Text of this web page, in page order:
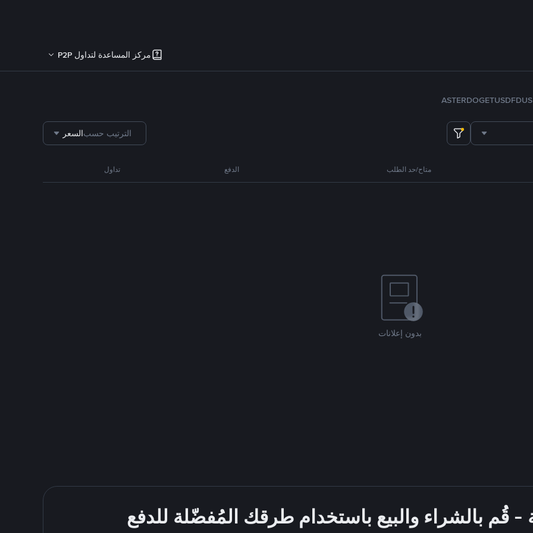
مركز المساعدة لتداول P2P
TUSD
DOGE
ASTER
الترتيب حسبالسعر
متاح/حد الطلب الدفع تداول
بدون إعلانات